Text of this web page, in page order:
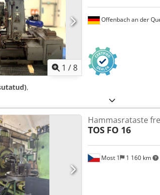
1 /8
Offenbach an der
,
Most 1 1 160 km
Hammasrataste
TOS FO 16